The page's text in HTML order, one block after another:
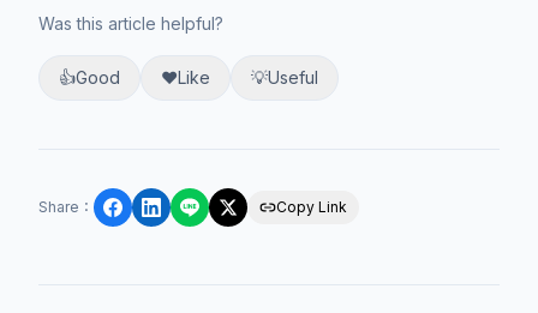
Was this article helpful?
👍Good ❤️Like 💡Useful
Share ： Copy Link